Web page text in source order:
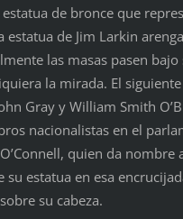
de bronce que
estatua de Jim Larkin
las masas pasen
la mirada. El
Gray y William Smith
nacionalistas en el
quien da nombre
su estatua en esa
su cabeza.